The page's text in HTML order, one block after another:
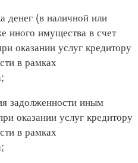
(в наличной или
иного имущества в счет
оказании услуг кредитору
в рамках
задолженности иным
оказании услуг кредитору
в рамках